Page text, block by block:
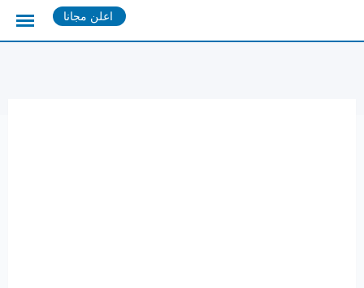
اعلن مجانا